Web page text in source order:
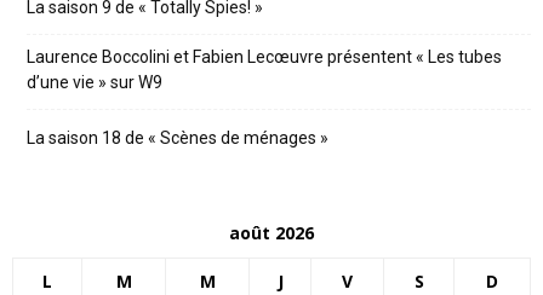
La saison 9 de « Totally Spies! »
Laurence Boccolini et Fabien Lecœuvre présentent « Les tubes
d’une vie » sur W9
La saison 18 de « Scènes de ménages »
août 2026
L M M J V S D